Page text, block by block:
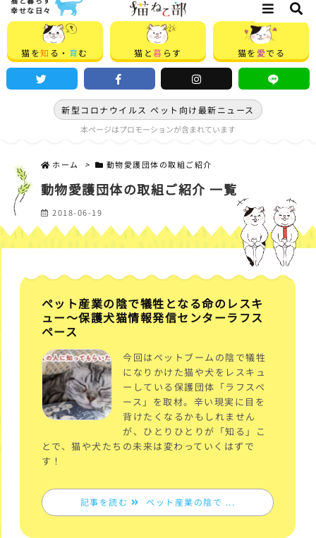
幸せな日々
猫を知 る・ 育む 猫と暮 らす 猫を 愛でる
新型コロナウイルス ペット向け最新ニュース
本ページはプロモーションが含まれています
ホーム > 動物愛護団体の取組ご紹介
動物愛護団体の取組ご紹介 一覧
2018-06-19
ペット産業の陰で犠牲となる命のレスキ
ュー〜保護犬猫情報発信センターラフス
ペース
今回はペットブームの陰で犠牲
になりかけた猫や犬をレスキュ
ーしている保護団体「ラフスペ
ース」を取材。辛い現実に目を
背けたくなるかもしれません
が、ひとりひとりが「知る」こ
とで、猫や犬たちの未来は変わっていくはずで
す！
記事を読む ペット産業の陰で ...